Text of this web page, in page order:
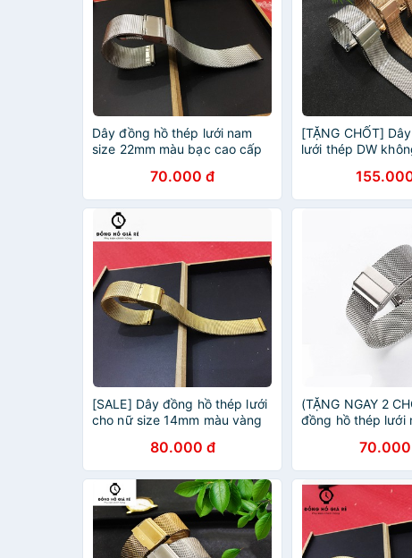
Dây đồng hồ thép lưới nam
size 22mm màu bạc cao cấp
70.000 đ
[TẶNG CHỐT]
lưới thép DW
[SALE] Dây đồng hồ thép lưới
cho nữ size 14mm màu vàng
80.000 đ
(TẶNG NGAY 2
đồng hồ thép lưới